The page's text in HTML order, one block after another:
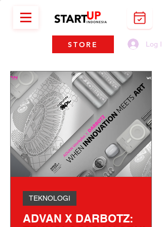
STORE Log In
ADVAN X DARBOTZ:
TEKNOLOGI